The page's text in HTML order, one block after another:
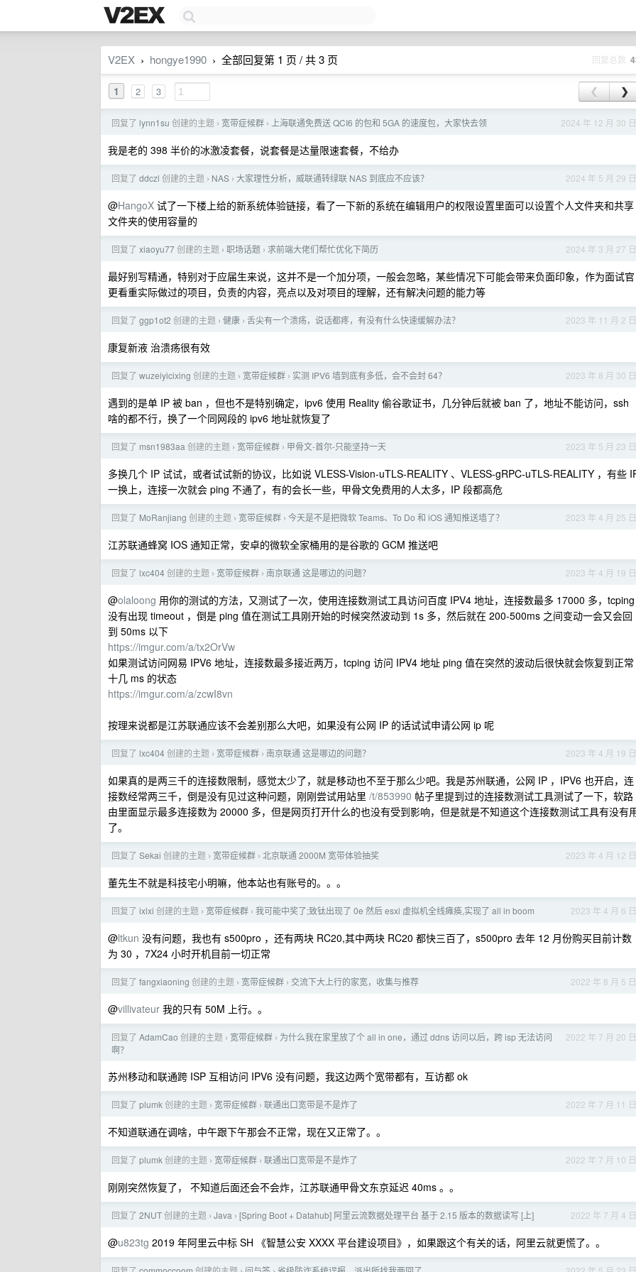
V2EX › hongye1990 › 全部回复第 1 页 / 共 3 页 回复总数
1 2 3 ❮ ❯
2024 年 12 月 30 日
回复了 lynn1su 创建的主题 › 宽带症候群 › 上海联通免费送 QCI6 的包和 5GA 的速度包，大家快去领
我是老的 398 半价的冰激凌套餐，说套餐是达量限速套餐，不给办
2024 年 5 月 29 日
回复了 ddczl 创建的主题 › NAS › 大家理性分析，威联通转绿联 NAS 到底应不应该？
@HangoX 试了一下楼上给的新系统体验链接，看了一下新的系统在编辑用户的权限设置里面可以设置个人文件夹和共享
文件夹的使用容量的
2024 年 3 月 27 日
回复了 xiaoyu77创建的主题 › 职场话题 › 求前端大佬们帮忙优化下简历
最好别写精通，特别对于应届生来说，这并不是一个加分项，一般会忽略，某些情况下可能会带来负面印象，作为面试官
更看重实际做过的项目，负责的内容，亮点以及对项目的理解，还有解决问题的能力等
2023 年 11 月 2 日
回复了 ggp1ot2 创建的主题 › 健康 › 舌尖有一个溃疡，说话都疼，有没有什么快速缓解办法？
康复新液 治溃疡很有效
2023 年 8 月 30 日
回复了 wuzeiyicixing 创建的主题 › 宽带症候群 › 实测 IPV6 墙到底有多低，会不会封 64？
遇到的是单 IP 被 ban ，但也不是特别确定，ipv6 使用 Reality 偷谷歌证书，几分钟后就被 ban 了，地址不能访问，ssh
啥的都不行，换了一个同网段的 ipv6 地址就恢复了
2023 年 5 月 23 日
回复了 msn1983aa 创建的主题 › 宽带症候群 › 甲骨文-首尔-只能坚持一天
多换几个 IP 试试，或者试试新的协议，比如说 VLESS-Vision-uTLS-REALITY 、VLESS-gRPC-uTLS-REALITY ，有些
一换上，连接一次就会 ping 不通了，有的会长一些，甲骨文免费用的人太多，IP 段都高危
2023 年 4 月 25 日
回复了 MoRanjiang 创建的主题 › 宽带症候群 › 今天是不是把微软 Teams、To Do 和 iOS 通知推送墙了？
江苏联通蜂窝 IOS 通知正常，安卓的微软全家桶用的是谷歌的 GCM 推送吧
2023 年 4 月 19 日
回复了 lxc404创建的主题 › 宽带症候群 › 南京联通 这是哪边的问题？
@olaloong 用你的测试的方法，又测试了一次，使用连接数测试工具访问百度 IPV4 地址，连接数最多 17000 多，tcping
没有出现 timeout ，倒是 ping 值在测试工具刚开始的时候突然波动到 1s 多，然后就在 200-500ms 之间变动一会又会回
到 50ms 以下
https://imgur.com/a/tx2OrVw
如果测试访问网易 IPV6 地址，连接数最多接近两万，tcping 访问 IPV4 地址 ping 值在突然的波动后很快就会恢复到正常
十几 ms 的状态
https://imgur.com/a/zcwI8vn
按理来说都是江苏联通应该不会差别那么大吧，如果没有公网 IP 的话试试申请公网 ip 呢
2023 年 4 月 19 日
回复了 lxc404创建的主题 › 宽带症候群 › 南京联通 这是哪边的问题？
如果真的是两三千的连接数限制，感觉太少了，就是移动也不至于那么少吧。我是苏州联通，公网 IP ，IPV6 也开启，连
接数经常两三千，倒是没有见过这种问题，刚刚尝试用站里 /t/853990 帖子里提到过的连接数测试工具测试了一下，软路
由里面显示最多连接数为 20000 多，但是网页打开什么的也没有受到影响，但是就是不知道这个连接数测试工具有没有
了。
2023 年 4 月 12 日
回复了 Sekai 创建的主题 › 宽带症候群 › 北京联通 2000M 宽带体验抽奖
董先生不就是科技宅小明嘛，他本站也有账号的。。。
2023 年 4 月 6 日
回复了 ixixi 创建的主题 › 宽带症候群 › 我可能中奖了;致钛出现了 0e 然后 esxi 虚拟机全线瘫痪,实现了 all in boom
@ltkun 没有问题，我也有 s500pro ，还有两块 RC20,其中两块 RC20 都快三百了，s500pro 去年 12 月份购买目前计数
为 30 ，7X24 小时开机目前一切正常
2022 年 8 月 5 日
回复了 fangxiaoning 创建的主题 › 宽带症候群 › 交流下大上行的家宽，收集与推荐
@villivateur 我的只有 50M 上行。。
2022 年 7 月 20 日
回复了 AdamCao 创建的主题 › 宽带症候群 › 为什么我在家里放了个 all in one，通过 ddns 访问以后，跨 isp 无法访问
啊？
苏州移动和联通跨 ISP 互相访问 IPV6 没有问题，我这边两个宽带都有，互访都 ok
2022 年 7 月 11 日
回复了 plumk创建的主题 › 宽带症候群 › 联通出口宽带是不是炸了
不知道联通在调啥，中午跟下午那会不正常，现在又正常了。。
2022 年 7 月 10 日
回复了 plumk创建的主题 › 宽带症候群 › 联通出口宽带是不是炸了
刚刚突然恢复了， 不知道后面还会不会炸，江苏联通甲骨文东京延迟 40ms 。。
2022 年 7 月 4 日
回复了 2NUT创建的主题 › Java › [Spring Boot + Datahub] 阿里云流数据处理平台 基于 2.15 版本的数据读写 [上]
@u823tg 2019 年阿里云中标 SH 《智慧公安 XXXX 平台建设项目》，如果跟这个有关的话，阿里云就更慌了。。